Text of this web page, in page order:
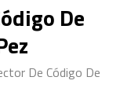
De
De Código De